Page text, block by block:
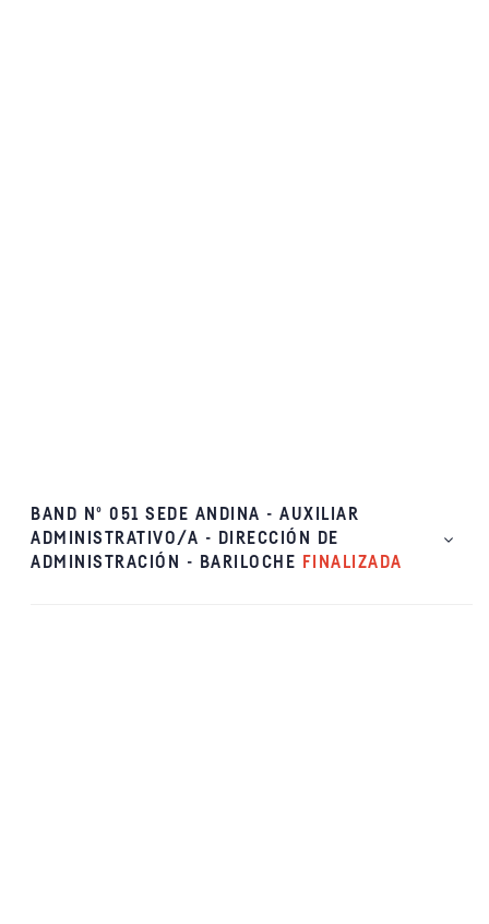
BAND Nº 051 SEDE ANDINA - AUXILIAR
ADMINISTRATIVO/A - DIRECCIÓN DE
ADMINISTRACIÓN - BARILOCHE
FINALIZADA